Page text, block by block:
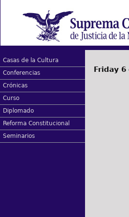
Casas de la Cultura
Conferencias
Crónicas
Curso
Diplomado
Reforma Constitucional
Seminarios
Friday 6